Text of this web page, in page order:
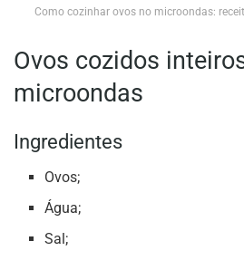
Como cozinhar ovos no microondas:
Ovos cozidos
microondas
Ingredientes
Ovos;
Água;
Sal;